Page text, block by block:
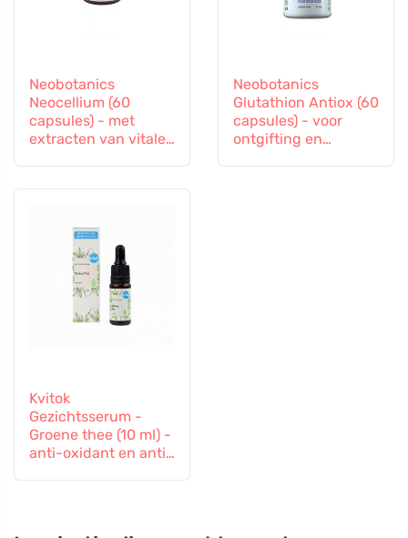
Neobotanics
Neocellium (60
capsules) - met
extracten van vitale
Neobotanics
Glutathion Antiox (60
capsules) - voor
ontgifting en
Kvitok
Gezichtsserum -
Groene thee (10 ml) -
anti-oxidant en anti-